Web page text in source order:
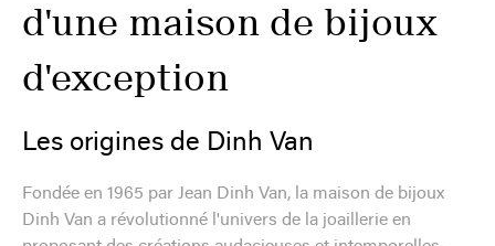
d'une maison de bijoux
d'exception
Les origines de Dinh Van
Fondée en 1965 par Jean Dinh Van, la maison de bijoux
Dinh Van a révolutionné l'univers de la joaillerie en